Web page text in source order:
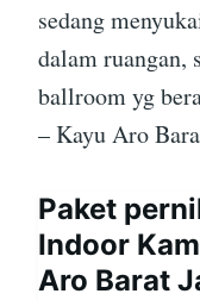
sedang
dalam ruangan,
ballroom yg
– Kayu Aro
Paket
Indoor
Aro Barat